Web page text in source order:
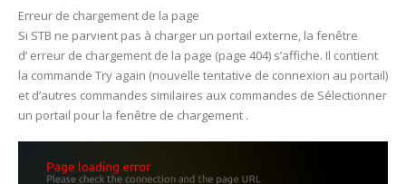
Erreur de chargement de la page
Si STB ne parvient pas à charger un portail externe, la fenêtre
d’ erreur de chargement de la page (page 404) s’affiche. Il contient
la commande Try again (nouvelle tentative de connexion au portail)
et d’autres commandes similaires aux commandes de Sélectionner
un portail pour la fenêtre de chargement .